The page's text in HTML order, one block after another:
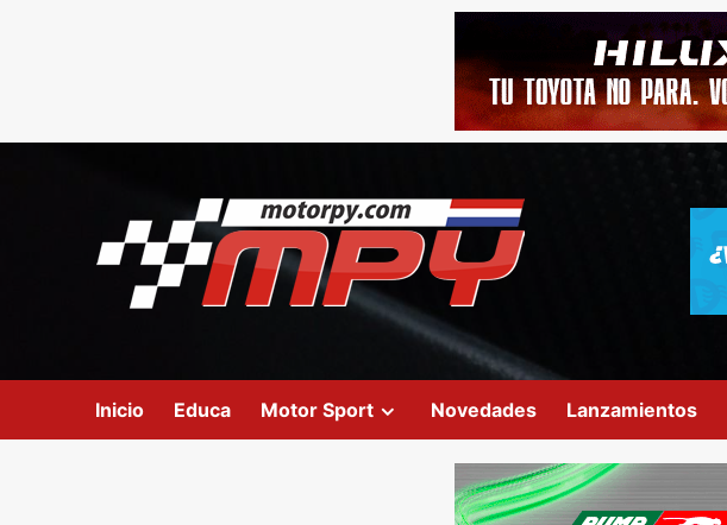
Inicio Educa Motor Sport Novedades Lanzamientos